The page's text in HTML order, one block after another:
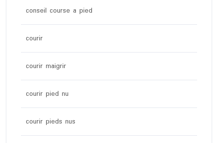
conseil course a pied
courir
courir maigrir
courir pied nu
courir pieds nus